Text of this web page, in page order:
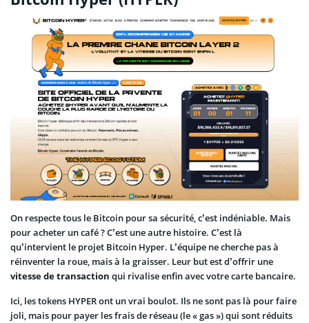
On respecte tous le Bitcoin pour sa sécurité, c’est indéniable. Mais
pour acheter un café ? C’est une autre histoire. C’est là
qu’intervient le projet Bitcoin Hyper. L’équipe ne cherche pas à
réinventer la roue, mais à la graisser. Leur but est d’offrir une
vitesse de transaction qui rivalise enfin avec votre carte bancaire.
Ici, les tokens HYPER ont un vrai boulot. Ils ne sont pas là pour faire
joli, mais pour payer les frais de réseau (le « gas ») qui sont réduits